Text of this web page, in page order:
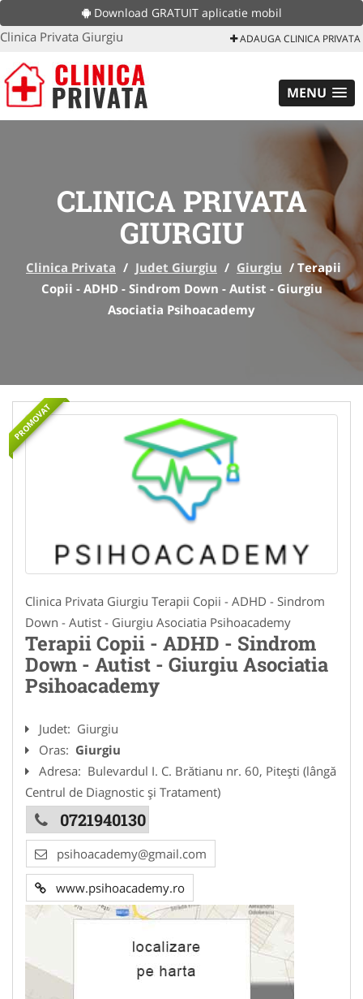
Download GRATUIT aplicatie mobil
Clinica Privata Giurgiu ADAUGA CLINICA PRIVATA
MENU
CLINICA PRIVATA
GIURGIU
Clinica Privata / Judet Giurgiu / Giurgiu / Terapii
Copii - ADHD - Sindrom Down - Autist - Giurgiu
Asociatia Psihoacademy
PROMOVAT
Clinica Privata Giurgiu Terapii Copii - ADHD - Sindrom
Down - Autist - Giurgiu Asociatia Psihoacademy
Terapii Copii - ADHD - Sindrom
Down - Autist - Giurgiu Asociatia
Psihoacademy
Judet: Giurgiu
Oras: Giurgiu
Adresa: Bulevardul I. C. Brătianu nr. 60, Pitești (lângă
Centrul de Diagnostic și Tratament)
0721940130
psihoacademy@gmail.com
www.psihoacademy.ro